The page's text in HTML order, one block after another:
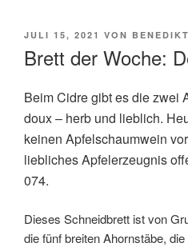
VERÖFFENTLICHT
JULI 15, 2021 VON
Brett der Woche:
Beim Cidre gibt es die zwei
doux– herb und lieblich.
keinen Apfelschaumwein
liebliches Apfelerzeugnis
074.
Dieses Schneidbrett ist von
die fünf breiten Ahornstäbe,